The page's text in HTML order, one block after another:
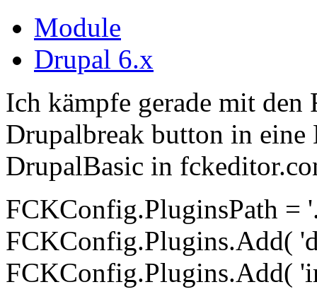
Module
Drupal 6.x
Ich kämpfe gerade mit
Drupalbreak button in
DrupalBasic in
FCKConfig.PluginsPath =
FCKConfig.Plugins.Add(
FCKConfig.Plugins.Add(